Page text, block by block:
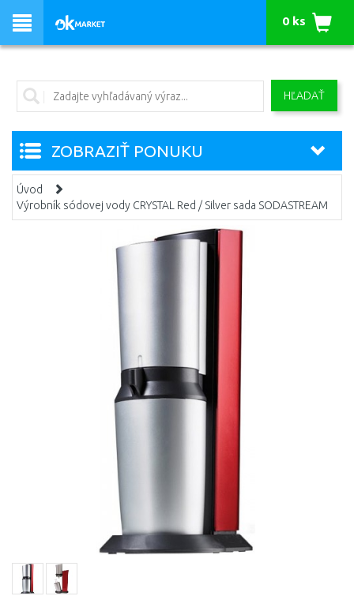
HĽADAŤ
0 ks
ZOBRAZIŤ PONUKU
Úvod
Výrobník sódovej vody CRYSTAL Red / Silver sada SODASTREAM